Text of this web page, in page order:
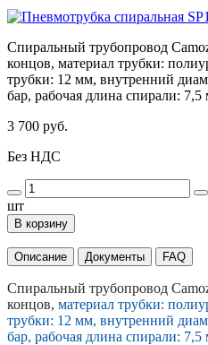
Спиральный трубопровод
концов, материал трубки:
трубки: 12 мм, внутренний
бар, рабочая длина спирали:
3 700 руб.
Без НДС
шт
В корзину
Описание Документы FAQ
Спиральный трубопровод
концов, материал трубки:
трубки: 12 мм, внутренний
бар, рабочая длина спирали: